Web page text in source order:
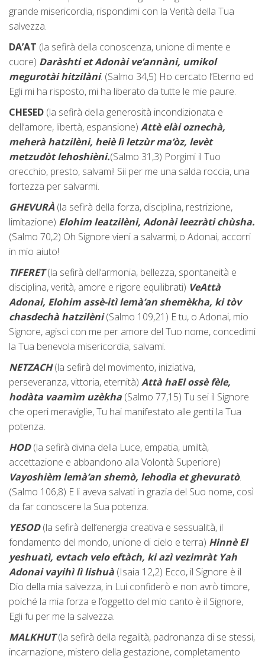
grande misericordia, rispondimi con la Verità della Tua
salvezza.
DA’AT (la sefirà della conoscenza, unione di mente e
cuore) Daràshti et Adonài ve’annàni, umikol
megurotài hitzilàni. (Salmo 34,5) Ho cercato l’Eterno ed
Egli mi ha risposto, mi ha liberato da tutte le mie paure.
CHESED (la sefirà della generosità incondizionata e
dell’amore, libertà, espansione) Attè elài oznechà,
meherà hatzilèni, heiè lì letzùr ma’òz, levèt
metzudòt lehoshièni.(Salmo 31,3) Porgimi il Tuo
orecchio, presto, salvami! Sii per me una salda roccia, una
fortezza per salvarmi.
GHEVURÀ (la sefirà della forza, disciplina, restrizione,
limitazione) Elohim leatzilèni, Adonài leezràti chùsha.
(Salmo 70,2) Oh Signore vieni a salvarmi, o Adonai, accorri
in mio aiuto!
TIFERET(la sefirà dell’armonia, bellezza, spontaneità e
disciplina, verità, amore e rigore equilibrati) VeAttà
Adonai, Elohim assè-itì lemà’an shemèkha, ki tòv
chasdechà hatzilèni(Salmo 109,21) E tu, o Adonai, mio
Signore, agisci con me per amore del Tuo nome, concedimi
la Tua benevola misericordia, salvami.
NETZACH(la sefirà del movimento, iniziativa,
perseveranza, vittoria, eternità) Attà haEl ossè fèle,
hodàta vaamìm uzèkha (Salmo 77,15) Tu sei il Signore
che operi meraviglie, Tu hai manifestato alle genti la Tua
potenza.
HOD(la sefirà divina della Luce, empatia, umiltà,
accettazione e abbandono alla Volontà Superiore)
Vayoshièm lemà’an shemò, lehodìa et ghevuratò.
(Salmo 106,8) E li aveva salvati in grazia del Suo nome, così
da far conoscere la Sua potenza.
YESOD(la sefirà dell’energia creativa e sessualità, il
fondamento del mondo, unione di cielo e terra) Hinnè El
yeshuatì, evtach velo eftàch, ki azì vezimràt Yah
Adonai vayihì lì lishuà (Isaia 12,2) Ecco, il Signore è il
Dio della mia salvezza, in Lui confiderò e non avrò timore,
poiché la mia forza e l’oggetto del mio canto è il Signore,
Egli fu per me la salvezza.
MALKHUT(la sefirà della regalità, padronanza di se stessi,
incarnazione, mistero della gestazione, completamento